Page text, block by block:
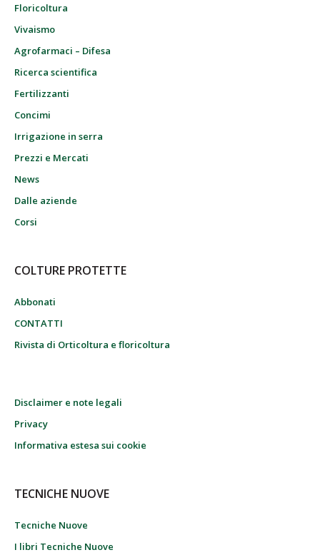
Floricoltura
Vivaismo
Agrofarmaci – Difesa
Ricerca scientifica
Fertilizzanti
Concimi
Irrigazione in serra
Prezzi e Mercati
News
Dalle aziende
Corsi
COLTURE PROTETTE
Abbonati
CONTATTI
Rivista di Orticoltura e floricoltura
Disclaimer e note legali
Privacy
Informativa estesa sui cookie
TECNICHE NUOVE
Tecniche Nuove
I libri Tecniche Nuove